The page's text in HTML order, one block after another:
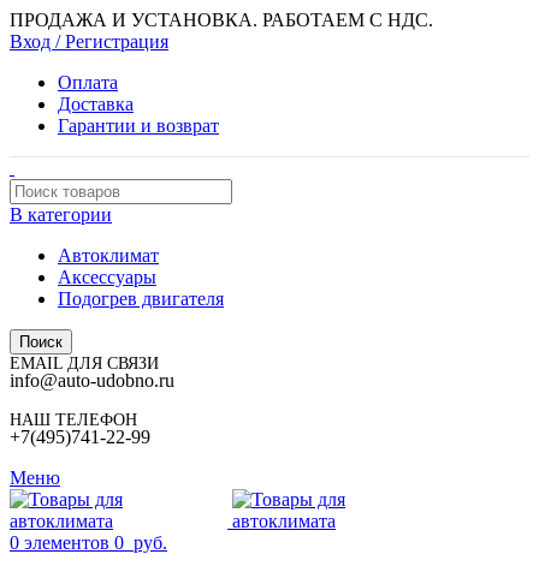
ПРОДАЖА И УСТАНОВКА. РАБОТАЕМ С НДС.
Вход / Регистрация
Оплата
Доставка
Гарантии и возврат
В категории
Автоклимат
Аксессуары
Подогрев двигателя
Поиск
EMAIL ДЛЯ СВЯЗИ
info@auto-udobno.ru
НАШ ТЕЛЕФОН
+7(495)741-22-99
Меню
0 элементов 0 руб.